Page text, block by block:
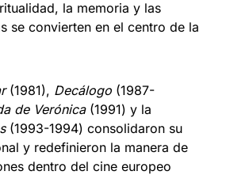
la memoria y las
se convierten en el centro de la
(1981), Decálogo (1987-
de Verónica(1991) y la
(1993-1994) consolidaron su
y redefinieron la manera de
dentro del cine europeo